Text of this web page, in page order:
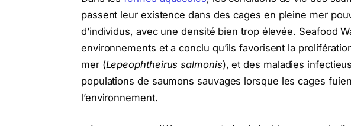
passent leur existence dans des cages en pleine mer
d’individus, avec une densité bien trop élevée. Seafood
environnements et a conclu qu’ils favorisent la
mer (Lepeophtheirus salmonis), et des maladies
populations de saumons sauvages lorsque les cages
l’environnement.